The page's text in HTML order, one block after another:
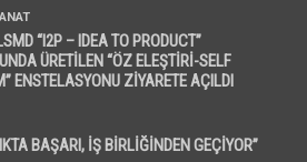
“I2P – IDEA TO PRODUCT”
ÜRETİLEN “ÖZ ELEŞTİRİ-SELF
ENSTELASYONU ZİYARETE AÇILDI
BAŞARI, İŞ BİRLİĞİNDEN GEÇİYOR”